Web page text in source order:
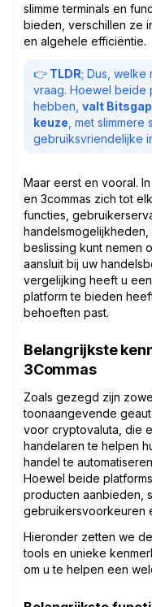
slimme terminals en
bieden, verschillen ze
en algehele efficiëntie.
👉 TLDR; Dus, welke
vraag. Hoewel beide
hebben, valt
keuze , met
gebruiksvriendelijke
Maar eerst en vooral.
en 3commas zich tot
functies,
beslissing kunt nemen
aansluit bij uw
vergelijking heeft u
platform te bieden
behoeften past.
Belangrijkste
3Commas
Zoals gezegd zijn
toonaangevende
voor cryptovaluta, die
handelaren te helpen
handel te
Hoewel beide
producten aanbieden,
gebruikersvoorkeuren
Hieronder zetten we
tools en unieke
om u te helpen een